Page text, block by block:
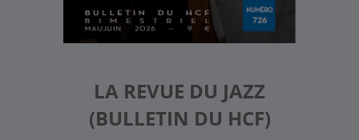
LA REVUE DU JAZZ
(BULLETIN DU HCF)